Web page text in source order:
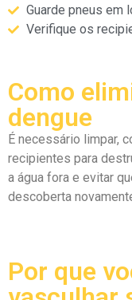
Guarde pneus em
Verifique os
Como
dengue
É necessário limpar,
recipientes para
a água fora e evitar
descoberta
Por que